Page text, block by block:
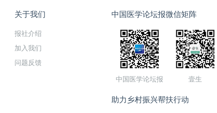
关于我们
报社介绍
加入我们
问题反馈
中国医学论坛报微信矩阵
中国医学论坛报 壹生
助力乡村振兴帮扶行动